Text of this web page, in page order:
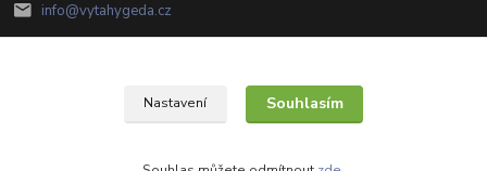
info@vytahygeda.cz
HR systém, s.r.o. 2025
Nastavení Souhlasím